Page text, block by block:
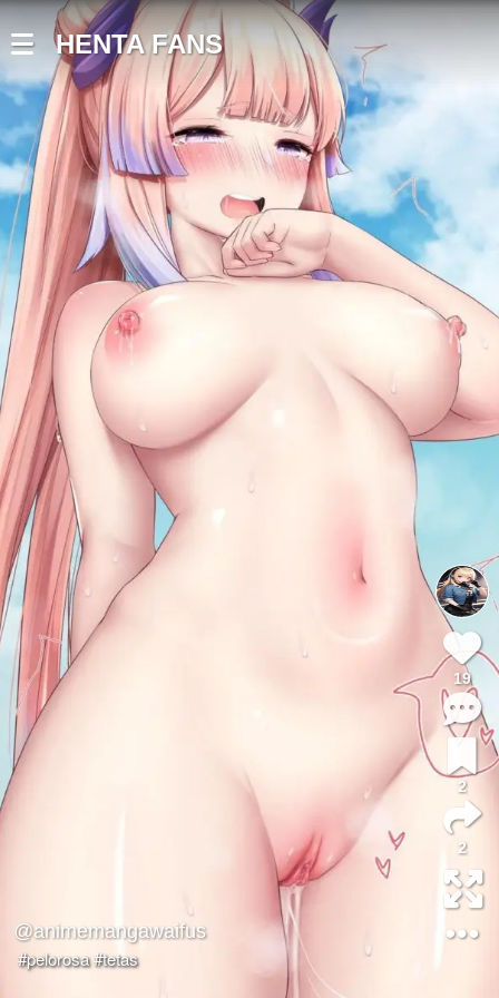
HENTA FANS
@animemangawaifus
#pelorosa#tetas
19
2
2